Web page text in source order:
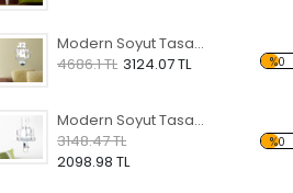
Modern Soyut Tasarım 3 Temalı Desen Saat
4686.1 TL 3124.07 TL %0
Modern Soyut Tasarım 8 Temalı Desen Saat
3148.47 TL
2098.98 TL
%0